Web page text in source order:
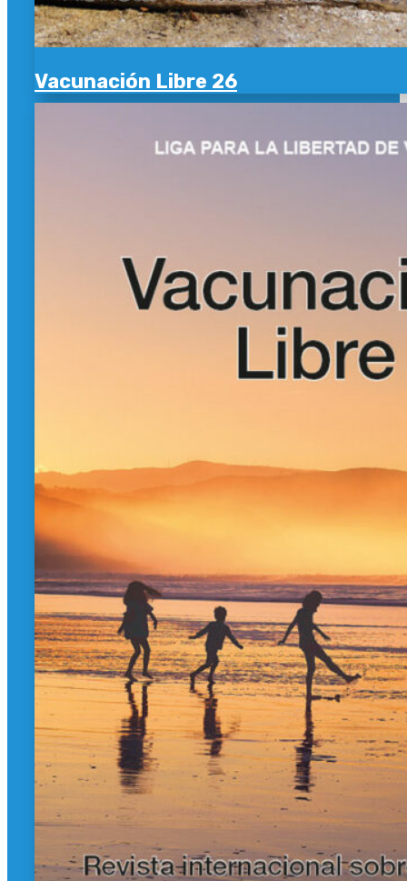
Vacunación Libre 26